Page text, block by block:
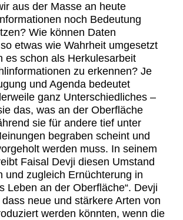
aus der Masse an heute
noch Bedeutung
Wie können Daten
etwas wie Wahrheit umgesetzt
es schon als Herkulesarbeit
zu erkennen? Je
und Agenda bedeutet
ganz Unterschiedliches –
das, was an der Oberfläche
sie für andere tief unter
begraben scheint und
werden muss. In seinem
Faisal Devji diesen Umstand
und zugleich Ernüchterung in
Leben an der Oberfläche“. Devji
neue und stärkere Arten von
werden könnten, wenn die